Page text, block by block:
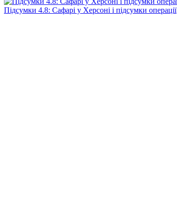
Підсумки 4.8: Сафарі у Херсоні і підсумки операції